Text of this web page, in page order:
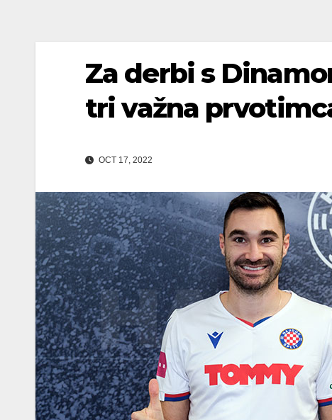
Za derbi s
tri važna
OCT 17, 2022